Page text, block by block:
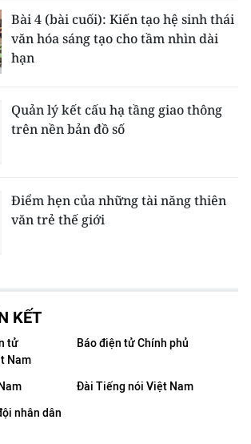
Bài 4 (bài cuối): Kiến tạo hệ sinh thái
văn hóa sáng tạo cho tầm nhìn dài
hạn
Quản lý kết cấu hạ tầng giao thông
trên nền bản đồ số
Điểm hẹn của những tài năng thiên
văn trẻ thế giới
KẾT
tử
Nam
Báo điện tử Chính phủ
Đài Tiếng nói Việt Nam
nhân dân